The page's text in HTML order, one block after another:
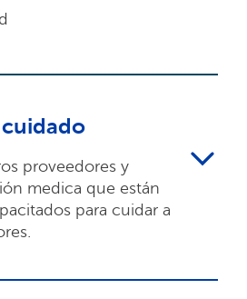
proveedores y
medica que están
para cuidar a